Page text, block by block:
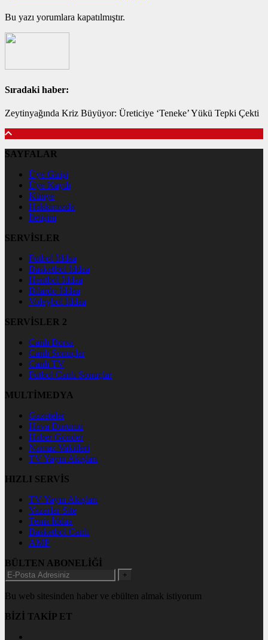
Bu yazı yorumlara kapatılmıştır.
Sıradaki haber:
Zeytinyağında Kriz Büyüyor: Üreticiye ‘Teneke’ Yükü Tepki Çekti
SAYFALAR
Üye Girişi
Üye Kaydı
Künye
Hakkımızda
İletişim
SERVİSLER
Futbol İddaa
Basketbol İddaa
Hentbol İddaa
Bilardo İddaa
Voleybol İddaa
SERVİSLER 2
Canlı Borsa
Canlı Sonuçlar
Canlı TV
Futbol Canlı Sonuçlar
MULTİMEDYA
Gazeteler
Hava Durumu
Haber Gönder
Namaz Vakitleri
TV Yayın Akışları
HIZLI SERVİS
TV Yayın Akışları
Yazarlar Site
Tenis İddaa
Basketbol Canlı
AMP
BÜLTEN ABONELİĞİ
+
Bu web sitesinden haber ve ebülten almak istiyorum
BİZİ TAKİP ET